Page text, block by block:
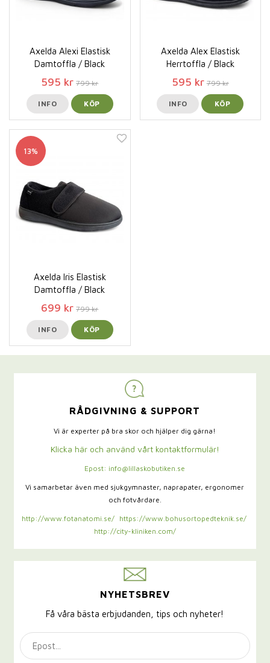
Axelda Alexi Elastisk
Damtoffla / Black
595 kr 799 kr
INFO KÖP
Axelda Alex Elastisk
Herrtoffla / Black
595 kr 799 kr
INFO KÖP
13%
Axelda Iris Elastisk
Damtoffla / Black
699 kr 799 kr
INFO KÖP
RÅDGIVNING & SUPPORT
Vi är experter på bra skor och hjälper dig gärna!
Klicka här och använd vårt kontaktformulär!
Epost: info@lillaskobutiken.se
Vi samarbetar även med sjukgymnaster, naprapater, ergonomer
och fotvårdare.
http://www.fotanatomi.se/
https://www.bohusortopedteknik.se/
http://city-kliniken.com/
NYHETSBREV
Få våra bästa erbjudanden, tips och nyheter!